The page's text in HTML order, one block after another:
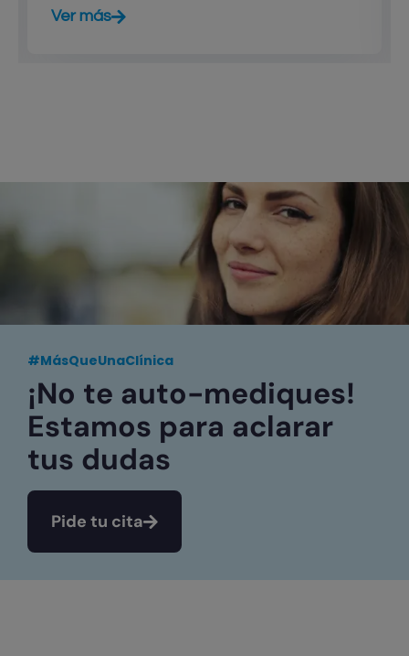
Ver más
#MásQueUnaClínica
¡No te auto-mediques!
Estamos para aclarar
tus dudas
Pide tu cita